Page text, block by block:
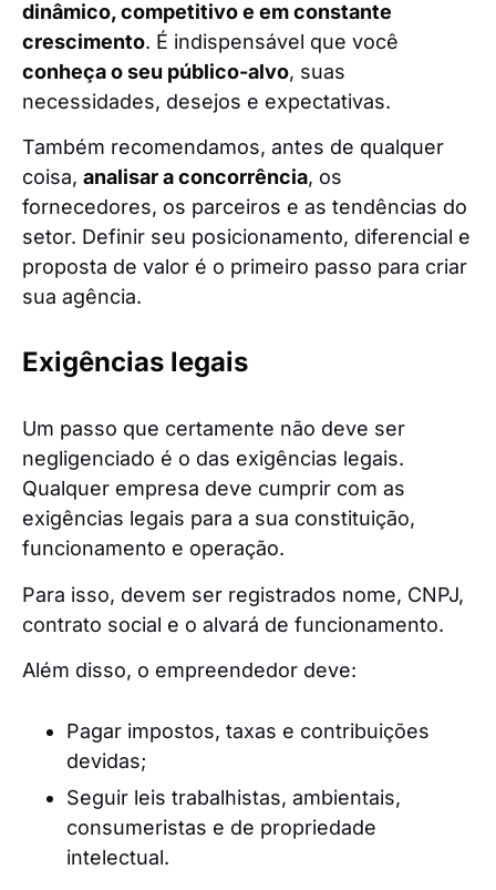
dinâmico, competitivo e em constante
crescimento. É indispensável que você
conheça o seu público-alvo, suas
necessidades, desejos e expectativas.
Também recomendamos, antes de qualquer
coisa, analisar a concorrência, os
fornecedores, os parceiros e as tendências do
setor. Definir seu posicionamento, diferencial e
proposta de valor é o primeiro passo para criar
sua agência.
Exigências legais
Um passo que certamente não deve ser
negligenciado é o das exigências legais.
Qualquer empresa deve cumprir com as
exigências legais para a sua constituição,
funcionamento e operação.
Para isso, devem ser registrados nome, CNPJ,
contrato social e o alvará de funcionamento.
Além disso, o empreendedor deve:
Pagar impostos, taxas e contribuições
devidas;
Seguir leis trabalhistas, ambientais,
consumeristas e de propriedade
intelectual.